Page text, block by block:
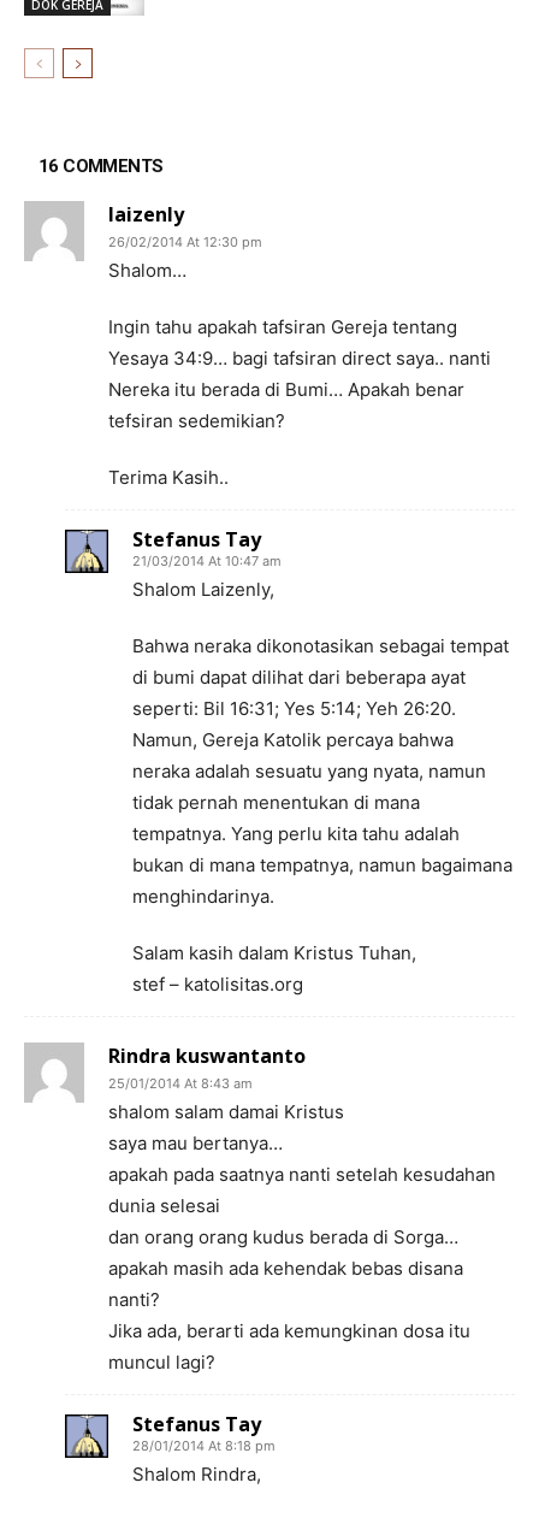
DOK GEREJA
16 COMMENTS
laizenly
26/02/2014 At 12:30 pm
Shalom…
Ingin tahu apakah tafsiran Gereja tentang
Yesaya 34:9… bagi tafsiran direct saya.. nanti
Nereka itu berada di Bumi… Apakah benar
tefsiran sedemikian?
Terima Kasih..
Stefanus Tay
21/03/2014 At 10:47 am
Shalom Laizenly,
Bahwa neraka dikonotasikan sebagai tempat
di bumi dapat dilihat dari beberapa ayat
seperti: Bil 16:31; Yes 5:14; Yeh 26:20.
Namun, Gereja Katolik percaya bahwa
neraka adalah sesuatu yang nyata, namun
tidak pernah menentukan di mana
tempatnya. Yang perlu kita tahu adalah
bukan di mana tempatnya, namun bagaimana
menghindarinya.
Salam kasih dalam Kristus Tuhan,
stef – katolisitas.org
Rindra kuswantanto
25/01/2014 At 8:43 am
shalom salam damai Kristus
saya mau bertanya…
apakah pada saatnya nanti setelah kesudahan
dunia selesai
dan orang orang kudus berada di Sorga…
apakah masih ada kehendak bebas disana
nanti?
Jika ada, berarti ada kemungkinan dosa itu
muncul lagi?
Stefanus Tay
28/01/2014 At 8:18 pm
Shalom Rindra,